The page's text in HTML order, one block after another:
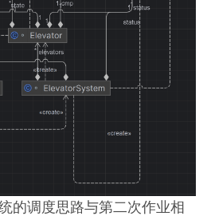
的调度思路与第二次作业相